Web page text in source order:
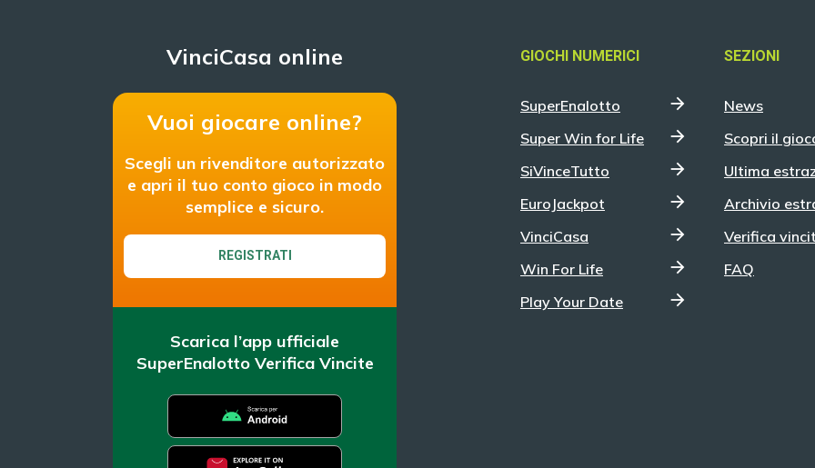
VinciCasa online
Vuoi giocare online?
Scegli un rivenditore autorizzato
e apri il tuo conto gioco in modo
semplice e sicuro.
REGISTRATI
Scarica l’app ufficiale
SuperEnalotto Verifica Vincite
GIOCHI NUMERICI
SuperEnalotto
Super Win for Life
SiVinceTutto
EuroJackpot
VinciCasa
Win For Life
Play Your Date
SEZIONI
News
Scopri il
Ultima
Archivio
Verifica
FAQ